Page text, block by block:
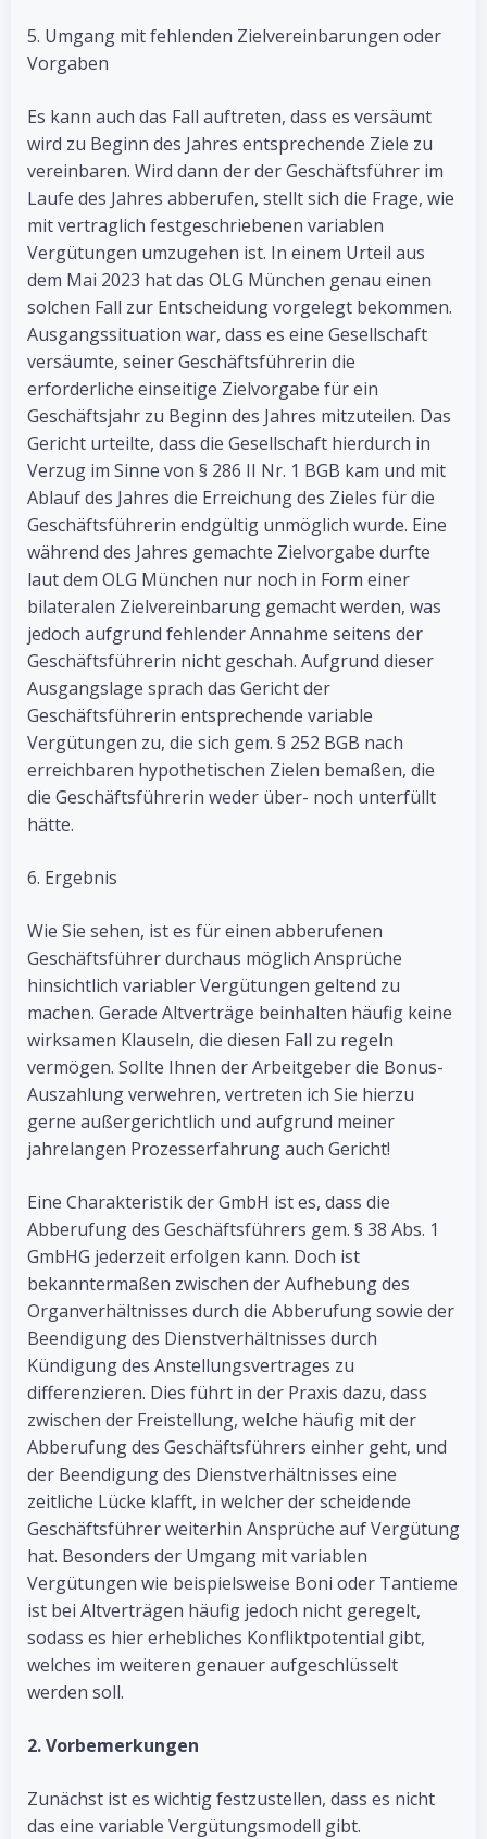
5. Umgang mit fehlenden Zielvereinbarungen oder
Vorgaben
Es kann auch das Fall auftreten, dass es versäumt
wird zu Beginn des Jahres entsprechende Ziele zu
vereinbaren. Wird dann der der Geschäftsführer im
Laufe des Jahres abberufen, stellt sich die Frage, wie
mit vertraglich festgeschriebenen variablen
Vergütungen umzugehen ist. In einem Urteil aus
dem Mai 2023 hat das OLG München genau einen
solchen Fall zur Entscheidung vorgelegt bekommen.
Ausgangssituation war, dass es eine Gesellschaft
versäumte, seiner Geschäftsführerin die
erforderliche einseitige Zielvorgabe für ein
Geschäftsjahr zu Beginn des Jahres mitzuteilen. Das
Gericht urteilte, dass die Gesellschaft hierdurch in
Verzug im Sinne von § 286 II Nr. 1 BGB kam und mit
Ablauf des Jahres die Erreichung des Zieles für die
Geschäftsführerin endgültig unmöglich wurde. Eine
während des Jahres gemachte Zielvorgabe durfte
laut dem OLG München nur noch in Form einer
bilateralen Zielvereinbarung gemacht werden, was
jedoch aufgrund fehlender Annahme seitens der
Geschäftsführerin nicht geschah. Aufgrund dieser
Ausgangslage sprach das Gericht der
Geschäftsführerin entsprechende variable
Vergütungen zu, die sich gem. § 252 BGB nach
erreichbaren hypothetischen Zielen bemaßen, die
die Geschäftsführerin weder über- noch unterfüllt
hätte.
6. Ergebnis
Wie Sie sehen, ist es für einen abberufenen
Geschäftsführer durchaus möglich Ansprüche
hinsichtlich variabler Vergütungen geltend zu
machen. Gerade Altverträge beinhalten häufig keine
wirksamen Klauseln, die diesen Fall zu regeln
vermögen. Sollte Ihnen der Arbeitgeber die Bonus-
Auszahlung verwehren, vertreten ich Sie hierzu
gerne außergerichtlich und aufgrund meiner
jahrelangen Prozesserfahrung auch Gericht!
Eine Charakteristik der GmbH ist es, dass die
Abberufung des Geschäftsführers gem. § 38 Abs. 1
GmbHG jederzeit erfolgen kann. Doch ist
bekanntermaßen zwischen der Aufhebung des
Organverhältnisses durch die Abberufung sowie der
Beendigung des Dienstverhältnisses durch
Kündigung des Anstellungsvertrages zu
differenzieren. Dies führt in der Praxis dazu, dass
zwischen der Freistellung, welche häufig mit der
Abberufung des Geschäftsführers einher geht, und
der Beendigung des Dienstverhältnisses eine
zeitliche Lücke klafft, in welcher der scheidende
Geschäftsführer weiterhin Ansprüche auf Vergütung
hat. Besonders der Umgang mit variablen
Vergütungen wie beispielsweise Boni oder Tantieme
ist bei Altverträgen häufig jedoch nicht geregelt,
sodass es hier erhebliches Konfliktpotential gibt,
welches im weiteren genauer aufgeschlüsselt
werden soll.
2. Vorbemerkungen
Zunächst ist es wichtig festzustellen, dass es nicht
das eine variable Vergütungsmodell gibt.